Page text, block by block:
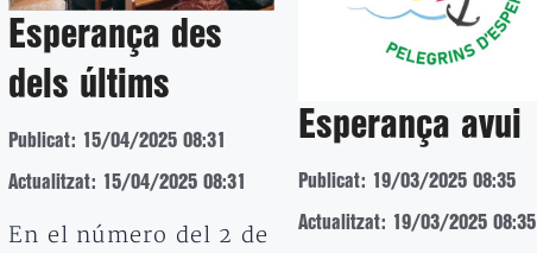
Esperança des
dels últims
Publicat: 15/04/2025 08:31
Actualitzat: 15/04/2025 08:31
En el número del 2 de
Esperança avui
Publicat: 19/03/2025 08:35
Actualitzat: 19/03/2025 08:35